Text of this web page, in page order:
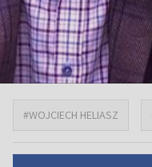
#WOJCIECH HELIASZ